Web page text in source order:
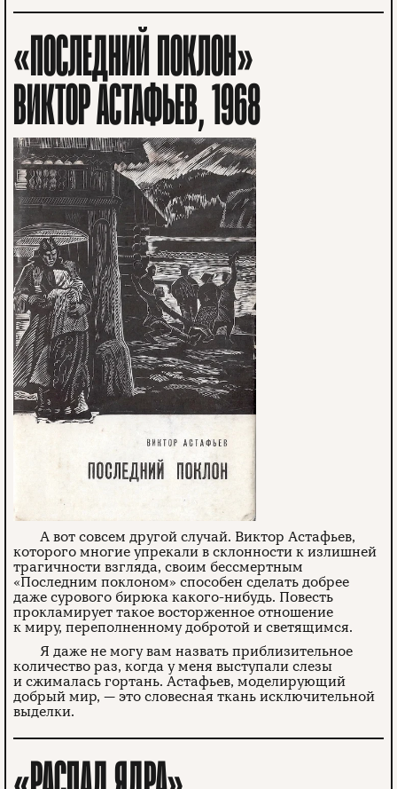
«ПОСЛЕДНИЙ ПОКЛОН»
ВИКТОР АСТАФЬЕВ, 1968
А вот совсем другой случай. Виктор Астафьев,
которого многие упрекали в склонности к излишней
трагичности взгляда, своим бессмертным
«Последним поклоном» способен сделать добрее
даже сурового бирюка какого-нибудь. Повесть
прокламирует такое восторженное отношение
к миру, переполненному добротой и светящимся.
Я даже не могу вам назвать приблизительное
количество раз, когда у меня выступали слезы
и сжималась гортань. Астафьев, моделирующий
добрый мир, — это словесная ткань исключительной
выделки.